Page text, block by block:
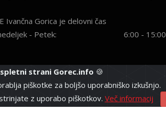
strani Gorec.info 🍪
piškotke za boljšo uporabniško izkušnjo.
z uporabo piškotkov. Več informacij
Ivančna Gorica je delovni čas
- Petek:
6:00 - 15:00